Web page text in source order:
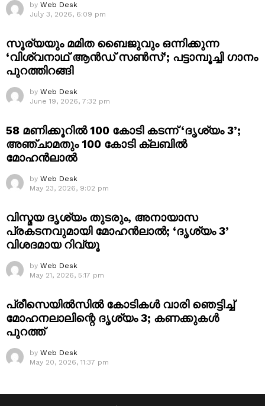
by Web Desk
July 3, 2026, 6:09 pm
സൂര്യയും മമിത ബൈജുവും ഒന്നിക്കുന്ന
‘വിശ്വനാഥ് ആൻഡ് സൺസ്’; പട്ടാമ്പൂച്ചി ഗാനം
പുറത്തിറങ്ങി
by Web Desk
June 19, 2026, 7:32 pm
58 മണിക്കൂറിൽ 100 കോടി കടന്ന് ‘ദൃശ്യം 3’;
അഞ്ചാമതും 100 കോടി ക്ലബിൽ
മോഹൻലാൽ
by Web Desk
May 23, 2026, 9:02 pm
വിസ്മയ ദൃശ്യം തുടരും, അനായാസ
പ്രകടനവുമായി മോഹൻലാൽ; ‘ദൃശ്യം 3’
വിശദമായ റിവ്യൂ
by Web Desk
May 21, 2026, 5:17 pm
പ്രീസെയിൽസിൽ കോടികൾ വാരി ഞെട്ടിച്ച്
മോഹനലാലിന്റെ ദൃശ്യം 3; കണക്കുകൾ
പുറത്ത്
by Web Desk
May 20, 2026, 11:37 pm